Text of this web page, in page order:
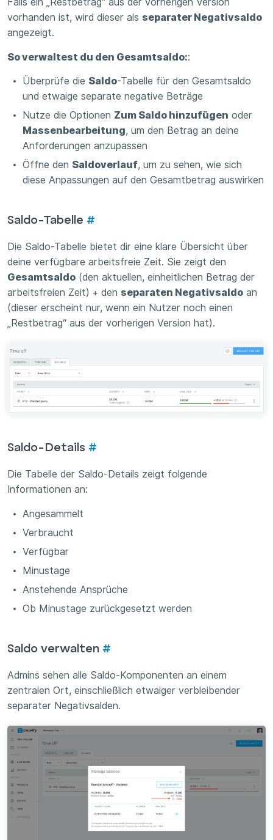
Falls ein „Restbetrag“ aus der vorherigen Version
vorhanden ist, wird dieser als separater Negativsaldo
angezeigt.
So verwaltest du den Gesamtsaldo::
Überprüfe die Saldo-Tabelle für den Gesamtsaldo
und etwaige separate negative Beträge
Nutze die Optionen Zum Saldo hinzufügen oder
Massenbearbeitung, um den Betrag an deine
Anforderungen anzupassen
Öffne den Saldoverlauf, um zu sehen, wie sich
diese Anpassungen auf den Gesamtbetrag auswirken
Saldo-Tabelle #
Die Saldo-Tabelle bietet dir eine klare Übersicht über
deine verfügbare arbeitsfreie Zeit. Sie zeigt den
Gesamtsaldo (den aktuellen, einheitlichen Betrag der
arbeitsfreien Zeit) + den separaten Negativsaldo an
(dieser erscheint nur, wenn ein Nutzer noch einen
„Restbetrag“ aus der vorherigen Version hat).
Saldo-Details #
Die Tabelle der Saldo-Details zeigt folgende
Informationen an:
Angesammelt
Verbraucht
Verfügbar
Minustage
Anstehende Ansprüche
Ob Minustage zurückgesetzt werden
Saldo verwalten #
Admins sehen alle Saldo-Komponenten an einem
zentralen Ort, einschließlich etwaiger verbleibender
separater Negativsalden.